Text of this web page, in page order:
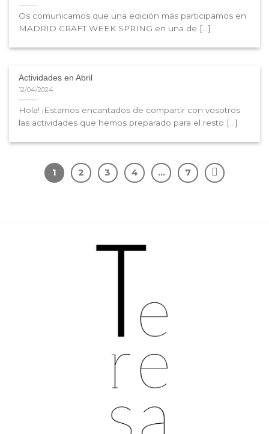
Os comunicamos que una edición más participamos en
MADRID CRAFT WEEK SPRING en una de [...]
Actividades en Abril
12/04/2024
Hola! ¡Estamos encantados de compartir con vosotros
las actividades que hemos preparado para el resto [...]
1 2 3 4 … 7